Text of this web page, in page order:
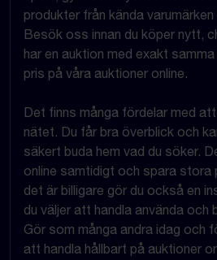
produkter från kända
Besök oss innan du köper nytt,
har en auktion med exakt
pris på våra auktioner online.
Det finns många fördelar med
nätet. Du får bra överblick och
säkert buda hem vad du söker.
online samtidigt och spara stora
det är billigare gör du också en
du väljer att handla använda och
Gör som många andra idag och
att handla hållbart på auktioner